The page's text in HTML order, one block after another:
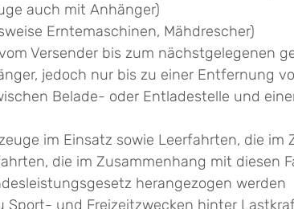
auch mit Anhänger)
Erntemaschinen, Mähdrescher)
Versender bis zum nächstgelegenen
jedoch nur bis zu einer Entfernung
Belade- oder Entladestelle und
im Einsatz sowie Leerfahrten, die im
die im Zusammenhang mit diesen
herangezogen werden
Sport- und Freizeitzwecken hinter